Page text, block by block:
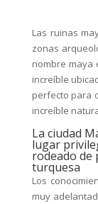
Las ruinas
zonas
nombre maya
increíble
perfecto para
increíble
La ciudad
lugar
rodeado de
turquesa
Los
muy